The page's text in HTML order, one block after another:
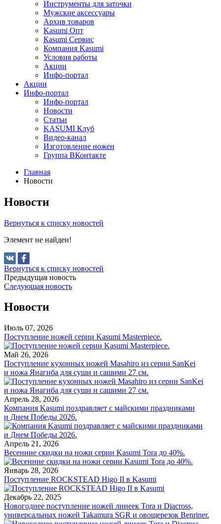
Инструменты для заточки
Мужские аксессуары
Архив товаров
Kasumi Опт
Кasumi Сервис
Компания Kasumi
Условия работы
Акции
Инфо-портал
Акции
Инфо-портал
Инфо-портал
Новости
Статьи
KASUMI Клуб
Видео-канал
Изготовление ножен
Группа ВКонтакте
Главная
Новости
Новости
Вернуться к списку новостей
Элемент не найден!
Вернуться к списку новостей
Предыдущая новость
Следующая новость
Новости
Июль 07, 2026
Поступление ножей серии Kasumi Masterpiece.
Май 26, 2026
Поступление кухонных ножей Masahiro из серии SanKei
и ножа Янагиба для суши и сашими 27 см.
Апрель 28, 2026
Компания Kasumi поздравляет с майскими праздниками
и Днем Победы 2026.
Апрель 21, 2026
Весенние скидки на ножи серии Kasumi Tora до 40%.
Январь 28, 2026
Поступление ROCKSTEAD Higo II в Kasumi
Декабрь 22, 2025
Новогоднее поступление ножей линеек Tora и Diacross,
универсальных ножей Takamura SGR и овощерезок Benriner.